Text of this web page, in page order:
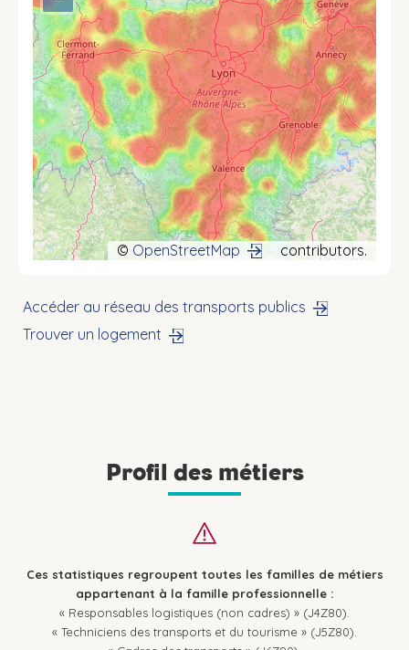
© OpenStreetMap contributors.
Accéder au réseau des transports publics
Trouver un logement
Profil des métiers
Ces statistiques regroupent toutes les familles de métiers
appartenant à la famille professionnelle :
« Responsables logistiques (non cadres) » (J4Z80).
« Techniciens des transports et du tourisme » (J5Z80).